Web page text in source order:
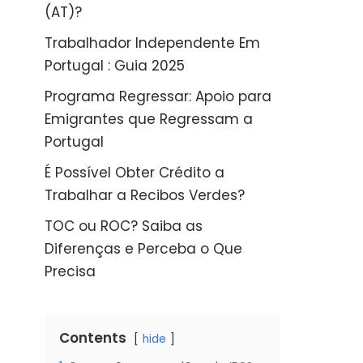
(AT)?
Trabalhador Independente Em
Portugal : Guia 2025
Programa Regressar: Apoio para
Emigrantes que Regressam a
Portugal
É Possível Obter Crédito a
Trabalhar a Recibos Verdes?
TOC ou ROC? Saiba as
Diferenças e Perceba o Que
Precisa
Contents hide